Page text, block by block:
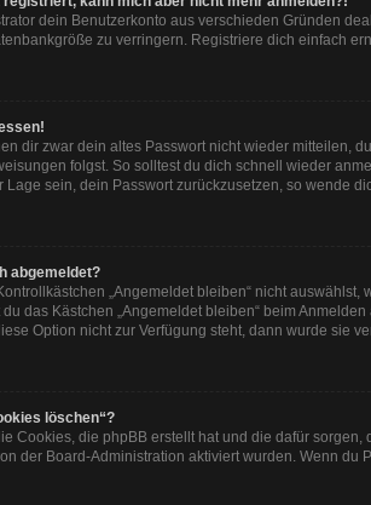
dein Benutzerkonto aus verschieden Gründen
zu verringern. Registriere dich einfach
dir zwar dein altes Passwort nicht wieder mitteilen,
folgst. So solltest du dich schnell wieder
Lage sein, dein Passwort zurückzusetzen, so wende
abgemeldet?
„Angemeldet bleiben“ nicht
das Kästchen „Angemeldet bleiben“ beim
Option nicht zur Verfügung steht, dann wurde sie
löschen“?
Cookies, die phpBB erstellt hat und die dafür
der Board-Administration aktiviert wurden. Wenn